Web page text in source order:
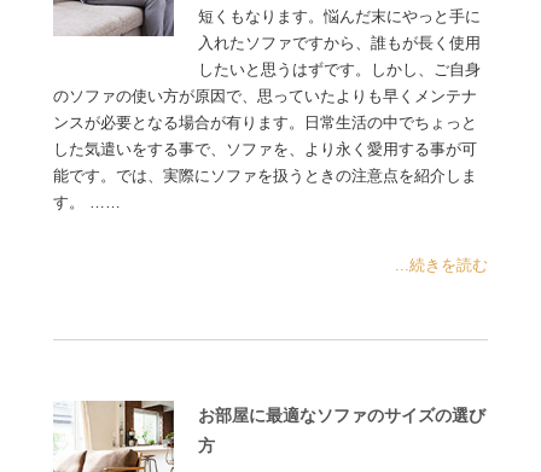
短くもなります。悩んだ末にやっと手に
入れたソファですから、誰もが長く使用
したいと思うはずです。しかし、ご自身
のソファの使い方が原因で、思っていたよりも早くメンテナ
ンスが必要となる場合が有ります。日常生活の中でちょっと
した気遣いをする事で、ソファを、より永く愛用する事が可
能です。では、実際にソファを扱うときの注意点を紹介しま
す。 ……
...続きを読む
お部屋に最適なソファのサイズの選び
方